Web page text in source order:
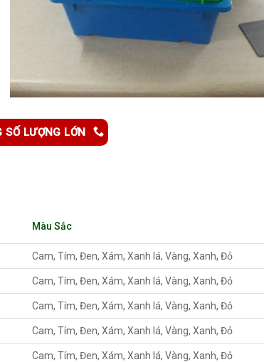
SỐ LƯỢNG LỚN
Màu Sắc
Cam, Tím, Đen, Xám, Xanh lá, Vàng, Xanh, Đỏ
Cam, Tím, Đen, Xám, Xanh lá, Vàng, Xanh, Đỏ
Cam, Tím, Đen, Xám, Xanh lá, Vàng, Xanh, Đỏ
Cam, Tím, Đen, Xám, Xanh lá, Vàng, Xanh, Đỏ
Cam, Tím, Đen, Xám, Xanh lá, Vàng, Xanh, Đỏ